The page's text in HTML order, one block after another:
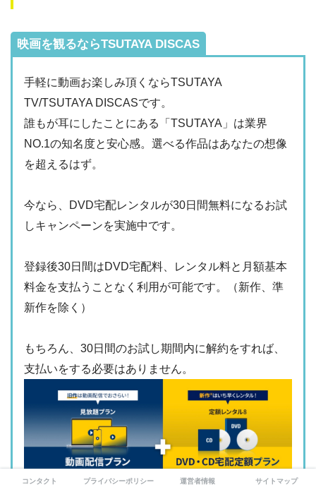
映画を観るならTSUTAYA DISCAS
手軽に動画お楽しみ頂くならTSUTAYA
TV/TSUTAYA DISCASです。
誰もが耳にしたことにある「TSUTAYA」は業界
NO.1の知名度と安心感。選べる作品はあなたの想像
を超えるはず。
今なら、DVD宅配レンタルが30日間無料になるお試
しキャンペーンを実施中です。
登録後30日間はDVD宅配料、レンタル料と月額基本
料金を支払うことなく利用が可能です。（新作、準
新作を除く）
もちろん、30日間のお試し期間内に解約をすれば、
支払いをする必要はありません。
コンタクト プライバシーポリシー 運営者情報 サイトマップ